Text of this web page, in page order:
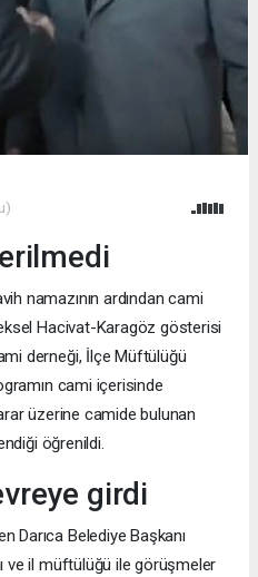
namazının ardından cami
Hacivat-Karagöz gösterisi
derneği, İlçe Müftülüğü
cami içerisinde
üzerine camide bulunan
öğrenildi.
girdi
Darıca Belediye Başkanı
ve il müftülüğü ile görüşmeler